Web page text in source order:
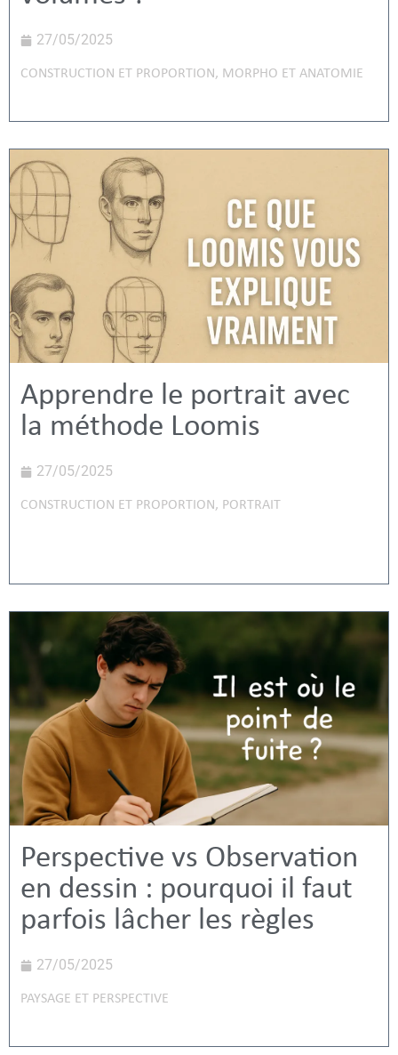
27/05/2025
CONSTRUCTION ET PROPORTION, MORPHO ET ANATOMIE
Apprendre le portrait avec
la méthode Loomis
27/05/2025
CONSTRUCTION ET PROPORTION, PORTRAIT
Perspective vs Observation
en dessin : pourquoi il faut
parfois lâcher les règles
27/05/2025
PAYSAGE ET PERSPECTIVE